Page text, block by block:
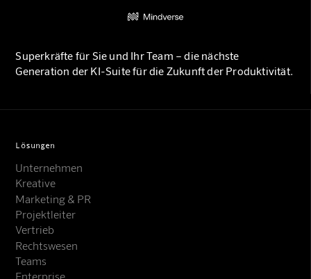
Superkräfte für Sie und Ihr Team – die nächste
Generation der KI-Suite für die Zukunft der Produktivität.
Lösungen
Unternehmen
Kreative
Marketing & PR
Projektleiter
Vertrieb
Rechtswesen
Teams
Enterprise